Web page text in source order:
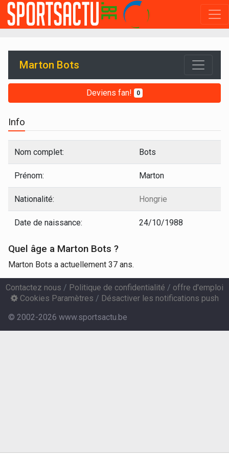
Marton Bots
Deviens fan! 0
Info
Nom complet: Bots
Prénom: Marton
Nationalité: Hongrie
Date de naissance: 24/10/1988
Quel âge a Marton Bots ?
Marton Bots a actuellement 37 ans.
Contactez nous / Politique de confidentialité / offre d'emploi
Cookies Paramètres / Désactiver les notifications push
© 2002-2026 www.sportsactu.be